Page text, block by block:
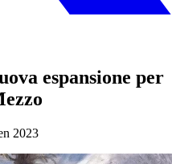
espansione per
2023